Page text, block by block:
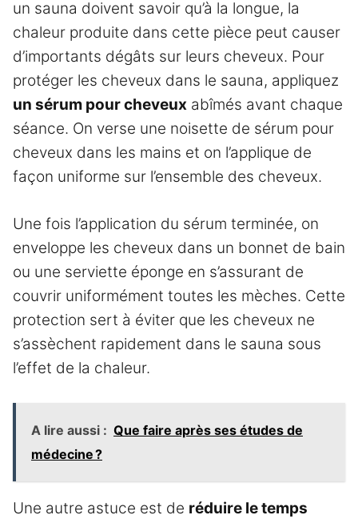
un sauna doivent savoir qu’à la longue, la
chaleur produite dans cette pièce peut causer
d’importants dégâts sur leurs cheveux. Pour
protéger les cheveux dans le sauna, appliquez
un sérum pour cheveux abîmés avant chaque
séance. On verse une noisette de sérum pour
cheveux dans les mains et on l’applique de
façon uniforme sur l’ensemble des cheveux.
Une fois l’application du sérum terminée, on
enveloppe les cheveux dans un bonnet de bain
ou une serviette éponge en s’assurant de
couvrir uniformément toutes les mèches. Cette
protection sert à éviter que les cheveux ne
s’assèchent rapidement dans le sauna sous
l’effet de la chaleur.
A lire aussi : Que faire après ses études de
médecine ?
Une autre astuce est de réduire le temps